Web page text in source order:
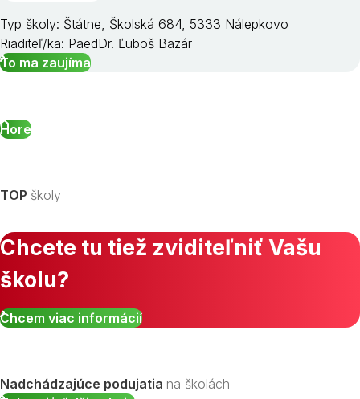
Typ školy: Štátne, Školská 684, 5333 Nálepkovo
Riaditeľ/ka: PaedDr. Ľuboš Bazár
To ma zaujíma
Hore
TOP školy
Chcete tu tiež zviditeľniť Vašu
školu?
Chcem viac informácií
Nadchádzajúce podujatia na školách